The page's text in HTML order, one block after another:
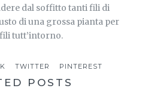
dal soffitto tanti fili di
di una grossa pianta per
tutt’intorno.
TWITTER PINTEREST
POSTS